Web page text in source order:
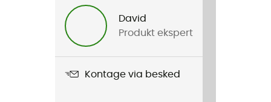
Big Fir™ Reversible Jacket
David
Produkt ekspert
Kontage via besked